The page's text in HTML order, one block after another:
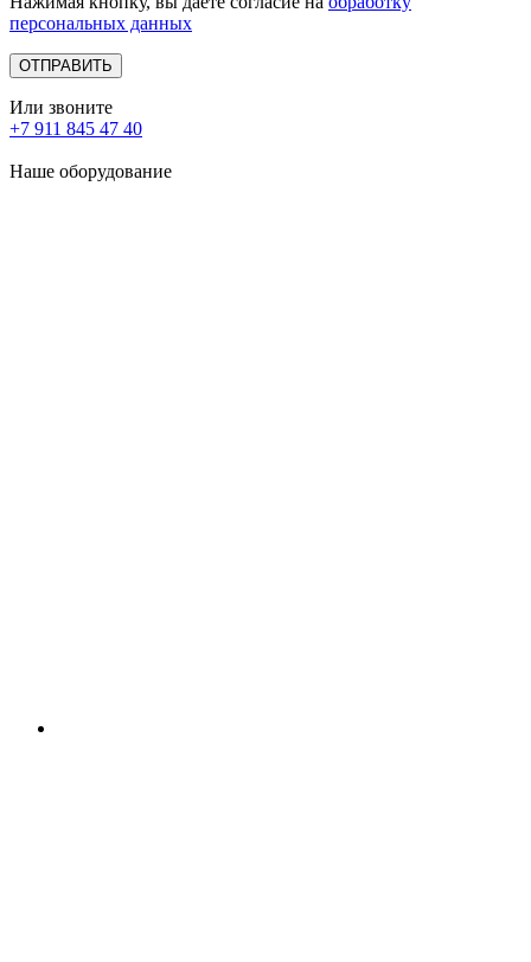
персональных данных
Или звоните
+7 911 845 47 40
Наше оборудование